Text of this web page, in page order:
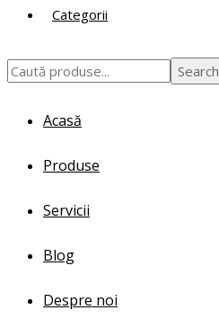
Categorii
Search
Search
Acasă
Produse
Servicii
Blog
Despre noi